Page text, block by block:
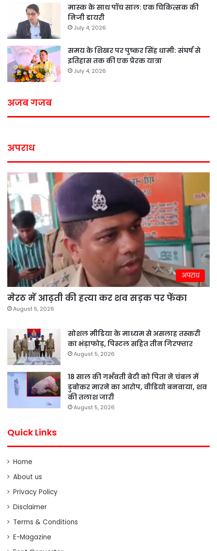
मास्क के साथ पॉच साल: एक चिकित्सक की
निजी डायरी
July 4, 2026
समय के शिखर पर पुष्कर सिंह धामी: संघर्ष से
इतिहास तक की एक प्रेरक यात्रा
July 4, 2026
अजब गजब
अपराध
अपराध
मेरठ में आढ़ती की हत्या कर शव सड़क पर फेंका
August 5, 2026
सोशल मीडिया के माध्यम से असलाह तस्करी
का भंड़ाफोड़, पिस्टल सहित तीन गिरफ्तार
August 5, 2026
18 साल की गर्भवती बेटी को पिता ने चंबल में
डुबोकर मारने का आरोप, वीडियो बनवाया, शव
की तलाश जारी
August 5, 2026
Quick Links
Home
About us
Privacy Policy
Disclaimer
Terms & Conditions
E-Magazine